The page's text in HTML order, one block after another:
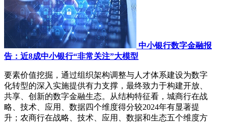
中小银行数字金融报
告：近8成中小银行“非常关注”大模型
要素价值挖掘，通过组织架构调整与人才体系建设为数字
化转型的深入实施提供有力支撑，最终致力于构建开放、
共享、创新的数字金融生态。从结构特征看，城商行在战
略、技术、应用、数据四个维度得分较2024年有显著提
升；农商行在战略、技术、应用、数据和生态五个维度方